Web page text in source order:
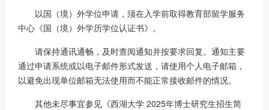
以国（境）外学位申请，须在入学前取得教育部留学服务
中心《国（境）外学历学位认证书》。
请保持通讯通畅，及时查阅通知并按要求回复。通知主要
通过申请系统或以电子邮件形式发送，请使用个人电子邮箱，
以避免出现单位邮箱无法使用而不能正常接收邮件的情况。
其他未尽事宜参见《西湖大学 2025年博士研究生招生简